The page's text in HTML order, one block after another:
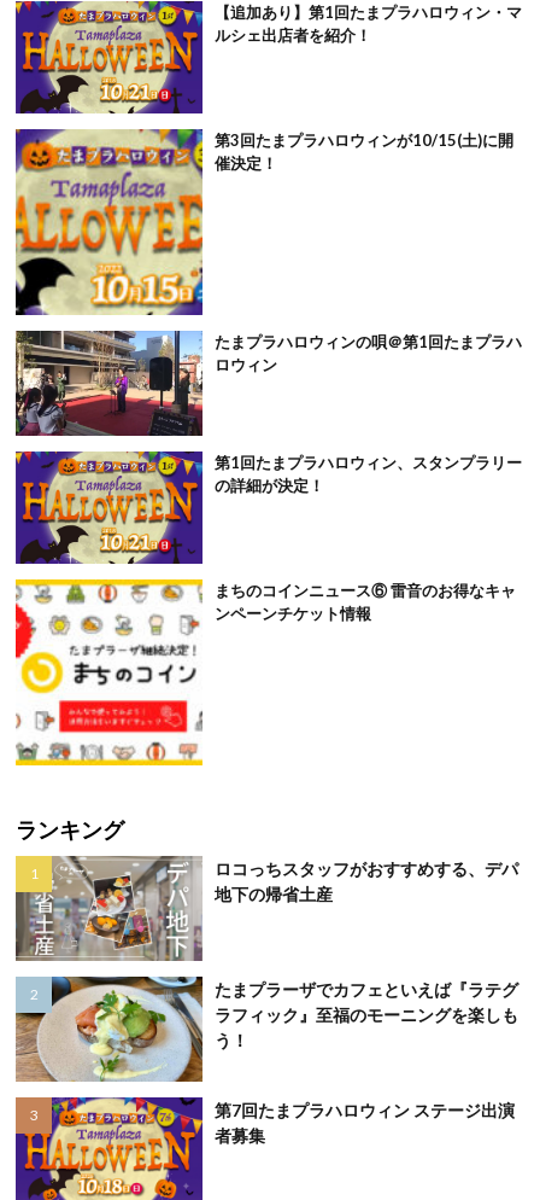
【追加あり】第1回たまプラハロウィン・マ
ルシェ出店者を紹介！
第3回たまプラハロウィンが10/15(土)に開
催決定！
たまプラハロウィンの唄＠第1回たまプラハ
ロウィン
第1回たまプラハロウィン、スタンプラリー
の詳細が決定！
まちのコインニュース⑥ 雷音のお得なキャ
ンペーンチケット情報
ランキング
ロコっちスタッフがおすすめする、デパ
地下の帰省土産
たまプラーザでカフェといえば『ラテグ
ラフィック』至福のモーニングを楽しも
う！
第7回たまプラハロウィン ステージ出演
者募集